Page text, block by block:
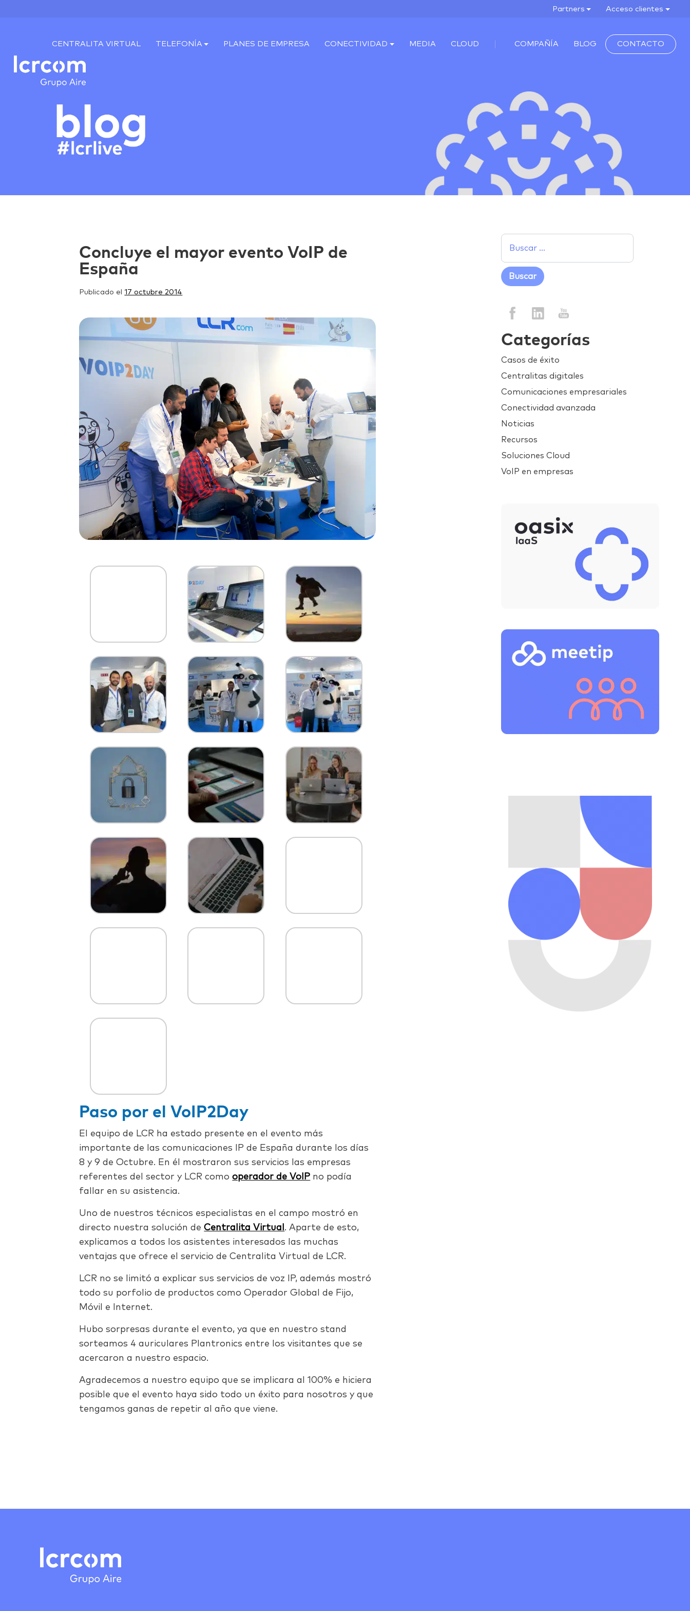
Partners Acceso clientes
CENTRALITA VIRTUAL TELEFONÍA PLANES DE EMPRESA CONECTIVIDAD MEDIA CLOUD COMPAÑÍA BLOG CONTACTO
Concluye el mayor evento VoIP de
España
Publicado el 17 octubre 2014
Paso por el VoIP2Day
El equipo de LCR ha estado presente en el evento más
importante de las comunicaciones IP de España durante los días
8 y 9 de Octubre. En él mostraron sus servicios las empresas
referentes del sector y LCR comooperador de VoIP no podía
fallar en su asistencia.
Uno de nuestros técnicos especialistas en el campo mostró en
directo nuestra solución deCentralita Virtual . Aparte de esto,
explicamos a todos los asistentes interesados las muchas
ventajas que ofrece el servicio de Centralita Virtual de LCR.
LCR no se limitó a explicar sus servicios de voz IP, además mostró
todo su porfolio de productos como Operador Global de Fijo,
Móvil e Internet.
Hubo sorpresas durante el evento, ya que en nuestro stand
sorteamos 4 auriculares Plantronics entre los visitantes que se
acercaron a nuestro espacio.
Agradecemos a nuestro equipo que se implicara al 100% e hiciera
posible que el evento haya sido todo un éxito para nosotros y que
tengamos ganas de repetir al año que viene.
Categorías
Casos de éxito
Centralitas digitales
Comunicaciones empresariales
Conectividad avanzada
Noticias
Recursos
Soluciones Cloud
VoIP en empresas